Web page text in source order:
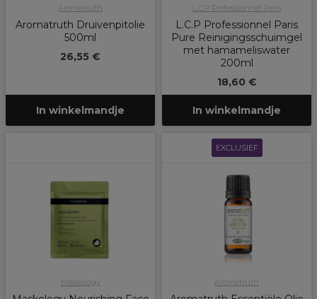
Aromatruth
Aromatruth Druivenpitolie
500ml
26,55 €
In winkelmandje
L.C.P Professionnel Paris
L.C.P Professionnel Paris
Pure Reinigingsschuimgel
met hamameliswater
200ml
18,60 €
In winkelmandje
Maskology
EXCLUSIEF
Aromatruth